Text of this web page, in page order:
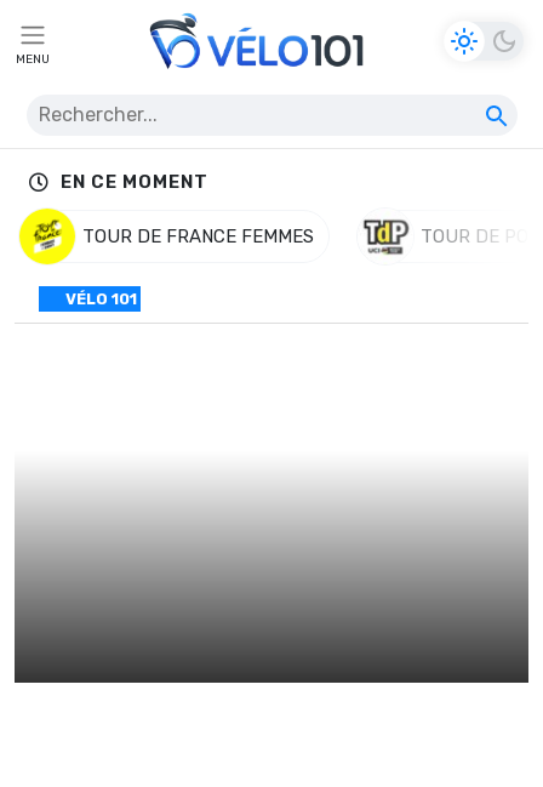
MENU
EN CE MOMENT
TOUR DE FRANCE FEMMES TOUR DE
VÉLO 101